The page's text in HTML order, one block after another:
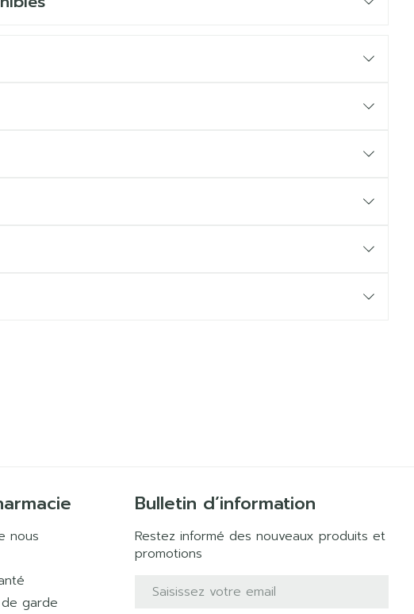
nous
garde
Bulletin d’information
Restez informé des nouveaux produits et
promotions
Adresse mail